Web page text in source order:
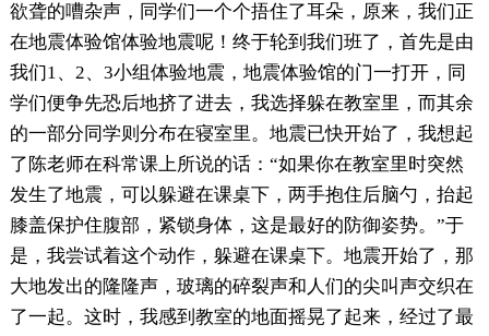
欲聋的嘈杂声，同学们一个个捂住了耳朵，原来，我们正
在地震体验馆体验地震呢！终于轮到我们班了，首先是由
我们1、2、3小组体验地震，地震体验馆的门一打开，同
学们便争先恐后地挤了进去，我选择躲在教室里，而其余
的一部分同学则分布在寝室里。地震已快开始了，我想起
了陈老师在科常课上所说的话：“如果你在教室里时突然
发生了地震，可以躲避在课桌下，两手抱住后脑勺，抬起
膝盖保护住腹部，紧锁身体，这是最好的防御姿势。”于
是，我尝试着这个动作，躲避在课桌下。地震开始了，那
大地发出的隆隆声，玻璃的碎裂声和人们的尖叫声交织在
了一起。这时，我感到教室的地面摇晃了起来，经过了最